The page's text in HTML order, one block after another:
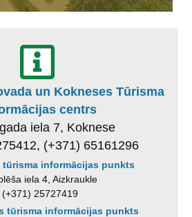
un Kokneses Tūrisma
centrs
iela 7, Koknese
(+371) 65161296
tūrisma informācijas punkts
iela 4, Aizkraukle
(+371) 25727419
tūrisma informācijas punkts